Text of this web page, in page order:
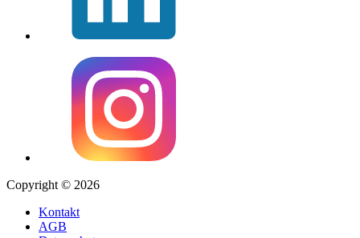
Copyright © 2026
Kontakt
AGB